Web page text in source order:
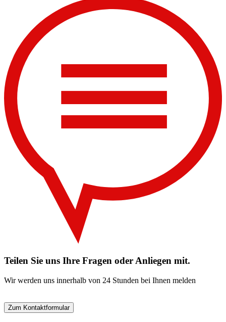
Teilen Sie uns Ihre Fragen oder Anliegen mit.
Wir werden uns innerhalb von 24 Stunden bei Ihnen melden
Zum Kontaktformular